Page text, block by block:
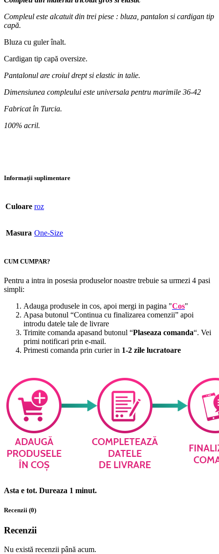
Compleul este alcatuit din trei piese : bluza, pantalon si cardigan tip
capă.
Bluza cu guler înalt.
Cardigan tip capă oversize.
Pantalonul are croiul drept si elastic in talie.
Dimensiunea compleului este universala pentru marimile 36-42
Fabricat în Turcia.
100% acril.
Informații suplimentare
Culoare roz
Masura One-Size
CUM CUMPAR?
Pentru a intra in posesia produselor noastre trebuie sa urmezi 4 pasi
simpli:
Adauga produsele in cos, apoi mergi in pagina "Cos"
Apasa butonul “Continua cu finalizarea comenzii” apoi
introdu datele tale de livrare
Trimite comanda apasand butonul “Plaseaza comanda“. Vei
primi notificari prin e-mail.
Primesti comanda prin curier in 1-2 zile lucratoare
Asta e tot. Dureaza 1 minut.
Recenzii (0)
Recenzii
Nu există recenzii până acum.